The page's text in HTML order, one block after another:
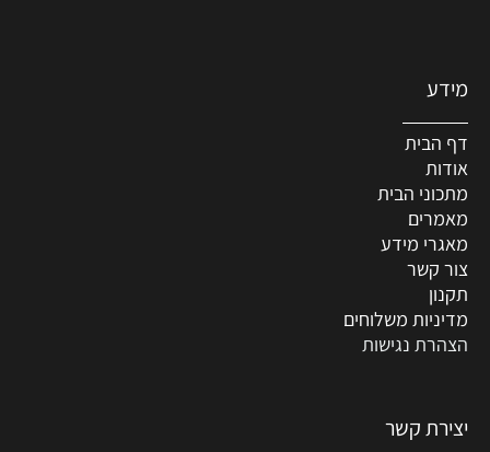
מידע
דף הבית
אודות
מתכוני הבית
מאמרים
מאגרי מידע
צור קשר
תקנון
מדיניות משלוחים
הצהרת נגישות
יצירת קשר